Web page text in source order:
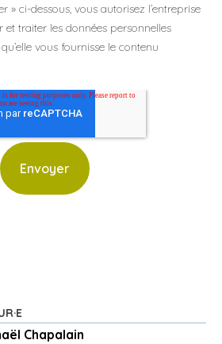
» ci-dessous, vous autorisez l’entreprise
traiter les données personnelles
vous fournisse le contenu
Chapalain